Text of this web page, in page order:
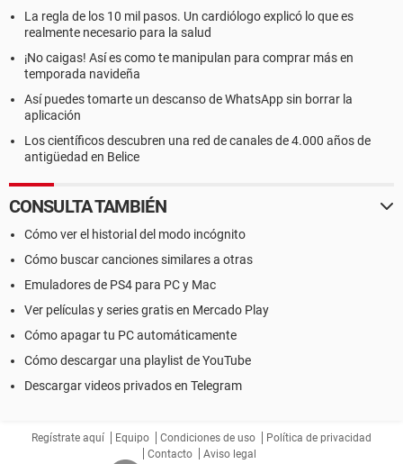
La regla de los 10 mil pasos. Un cardiólogo explicó lo que es
realmente necesario para la salud
¡No caigas! Así es como te manipulan para comprar más en
temporada navideña
Así puedes tomarte un descanso de WhatsApp sin borrar la
aplicación
Los científicos descubren una red de canales de 4.000 años de
antigüedad en Belice
CONSULTA TAMBIÉN
Cómo ver el historial del modo incógnito
Cómo buscar canciones similares a otras
Emuladores de PS4 para PC y Mac
Ver películas y series gratis en Mercado Play
Cómo apagar tu PC automáticamente
Cómo descargar una playlist de YouTube
Descargar videos privados en Telegram
Regístrate aquí Equipo Condiciones de uso
Política de privacidad
Contacto
Aviso legal